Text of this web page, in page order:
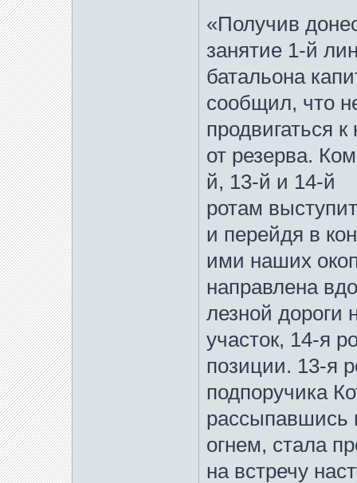
«Получив
занятие 1-й
батальона
сообщил, что
продвигаться
от резерва.
й, 13-й и 14-й
ротам
и перейдя в
ими наших
направлена
лезной дороги
участок, 14-я
позиции. 13-я
подпоручика
рассыпавшись
огнем, стала
на встречу